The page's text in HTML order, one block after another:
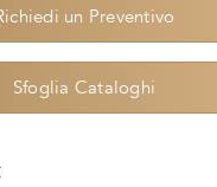
un Preventivo
Sfoglia Cataloghi